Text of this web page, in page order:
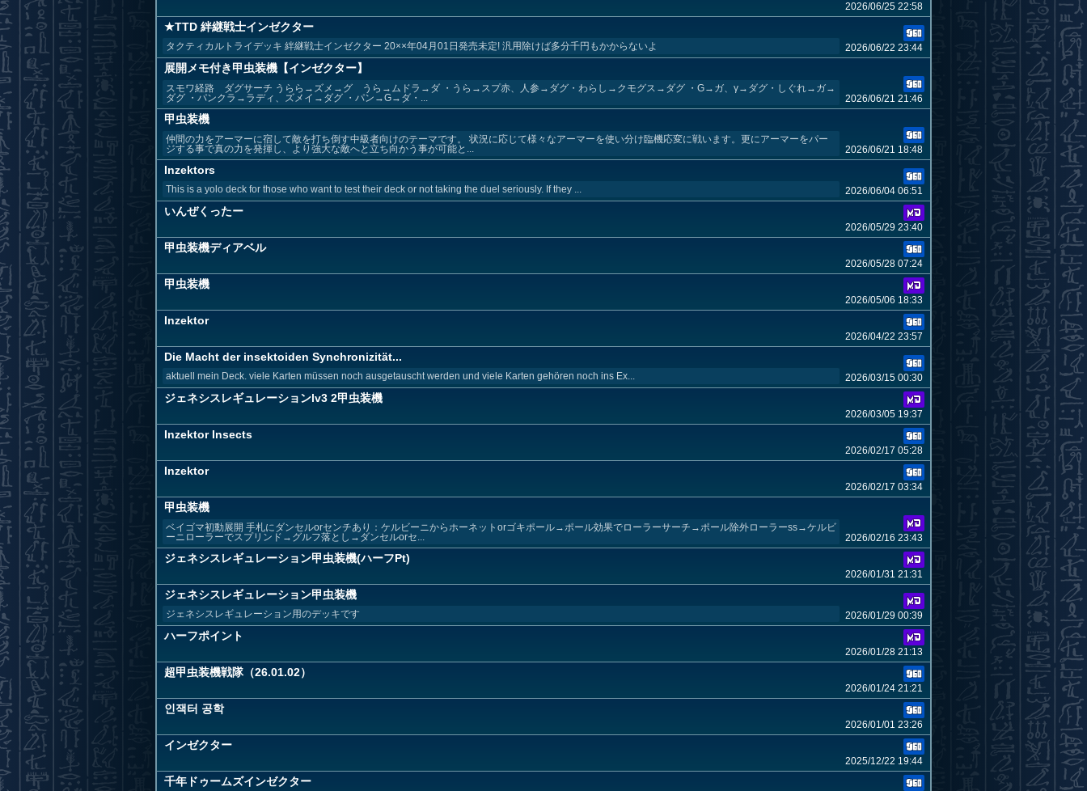
2026/06/25 22:58
★TTD 絆継戦士インゼクター
タクティカルトライデッキ 絆継戦士インゼクター 20××年04月01日発売未定! 汎用除けば多分千円もかからないよ 2026/06/22 23:44
展開メモ付き甲虫装機【インゼクター】
スモワ経路 ダグサーチ うらら→ズメ→グ うら→ムドラ→ダ ・うら→スプ赤、人参→ダグ・わらし→クモグス→ダグ ・G→ガ、γ→ダグ・しぐれ→ガ→
ダグ ・パンクラ→ラディ、ズメイ→ダグ ・パン→G→ダ・...
2026/06/21 21:46
甲虫装機
仲間の力をアーマーに宿して敵を打ち倒す中級者向けのテーマです。 状況に応じて様々なアーマーを使い分け臨機応変に戦います。更にアーマーをパー
ジする事で真の力を発揮し、より強大な敵へと立ち向かう事が可能と...
2026/06/21 18:48
Inzektors
This is a yolo deck for those who want to test their deck or not taking the duel seriously. If they ... 2026/06/04 06:51
いんぜくったー
2026/05/29 23:40
甲虫装機ディアベル
2026/05/28 07:24
甲虫装機
2026/05/06 18:33
Inzektor
2026/04/22 23:57
Die Macht der insektoiden Synchronizität...
aktuell mein Deck. viele Karten müssen noch ausgetauscht werden und viele Karten gehören noch ins Ex... 2026/03/15 00:30
ジェネシスレギュレーションlv3 2甲虫装機
2026/03/05 19:37
Inzektor Insects
2026/02/17 05:28
Inzektor
2026/02/17 03:34
甲虫装機
ベイゴマ初動展開 手札にダンセルorセンチあり：ケルビーニからホーネットorゴキポール→ポール効果でローラーサーチ→ポール除外ローラーss→ケルビ
ーニローラーでスプリンド→グルフ落とし→ダンセルorセ...
2026/02/16 23:43
ジェネシスレギュレーション甲虫装機(ハーフPt)
2026/01/31 21:31
ジェネシスレギュレーション甲虫装機
ジェネシスレギュレーション用のデッキです 2026/01/29 00:39
ハーフポイント
2026/01/28 21:13
超甲虫装機戦隊（26.01.02）
2026/01/24 21:21
인잭터 공학
2026/01/01 23:26
インゼクター
2025/12/22 19:44
千年ドゥームズインゼクター